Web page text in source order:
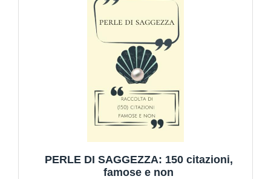
PERLE DI SAGGEZZA: 150 citazioni,
famose e non